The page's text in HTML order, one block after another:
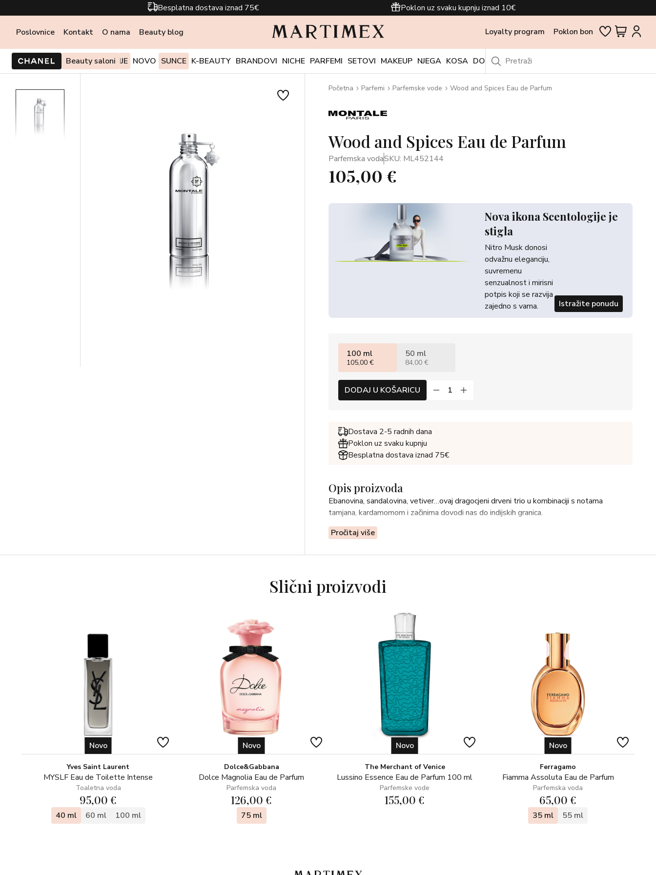
Besplatna dostava iznad 75€ Poklon uz svaku kupnju iznad 10€
Poslovnice Kontakt O nama Beauty blog Loyalty program Poklon bon
Beauty saloni
PONUDE I AKCIJE NOVO SUNCE K-BEAUTY BRANDOVI NICHE PARFEMI SETOVI MAKEUP NJEGA KOSA DODACI OUTLET
Početna Parfemi Parfemske vode Wood and Spices Eau de Parfum
Wood and Spices Eau de Parfum
Parfemska vodaSKU: ML452144
105,00 €
Nova ikona Scentologije je
stigla
Nitro Musk donosi
odvažnu eleganciju,
suvremenu
senzualnost i mirisni
potpis koji se razvija
zajedno s vama.
Istražite ponudu
100 ml
105,00 €
50 ml
84,00 €
DODAJ U KOŠARICU
Dostava 2-5 radnih dana
Poklon uz svaku kupnju
Besplatna dostava iznad 75€
Opis proizvoda
Ebanovina, sandalovina, vetiver…ovaj dragocjeni drveni trio u kombinaciji s notama
tamjana, kardamomom i začinima dovodi nas do indijskih granica.
Pročitaj više
Slični proizvodi
Novo
Yves Saint Laurent
MYSLF Eau de Toilette Intense
Toaletna voda
95,00 €
40 ml 60 ml 100 ml
Novo
Dolce&Gabbana
Dolce Magnolia Eau de Parfum
Parfemska voda
126,00 €
75 ml
Novo
The Merchant of Venice
Lussino Essence Eau de Parfum 100 ml
Parfemske vode
155,00 €
Novo
Ferragamo
Fiamma Assoluta Eau de Parfum
Parfemska voda
65,00 €
35 ml 55 ml